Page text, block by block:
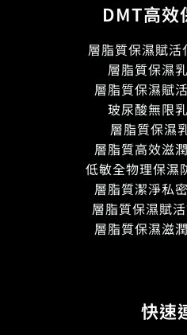
DMT高效
層脂質保濕賦
層脂質保濕
層脂質保濕賦
玻尿酸無限
層脂質保濕
層脂質高效滋
低敏全物理保濕
層脂質潔淨私
層脂質保濕賦
層脂質保濕滋
快速